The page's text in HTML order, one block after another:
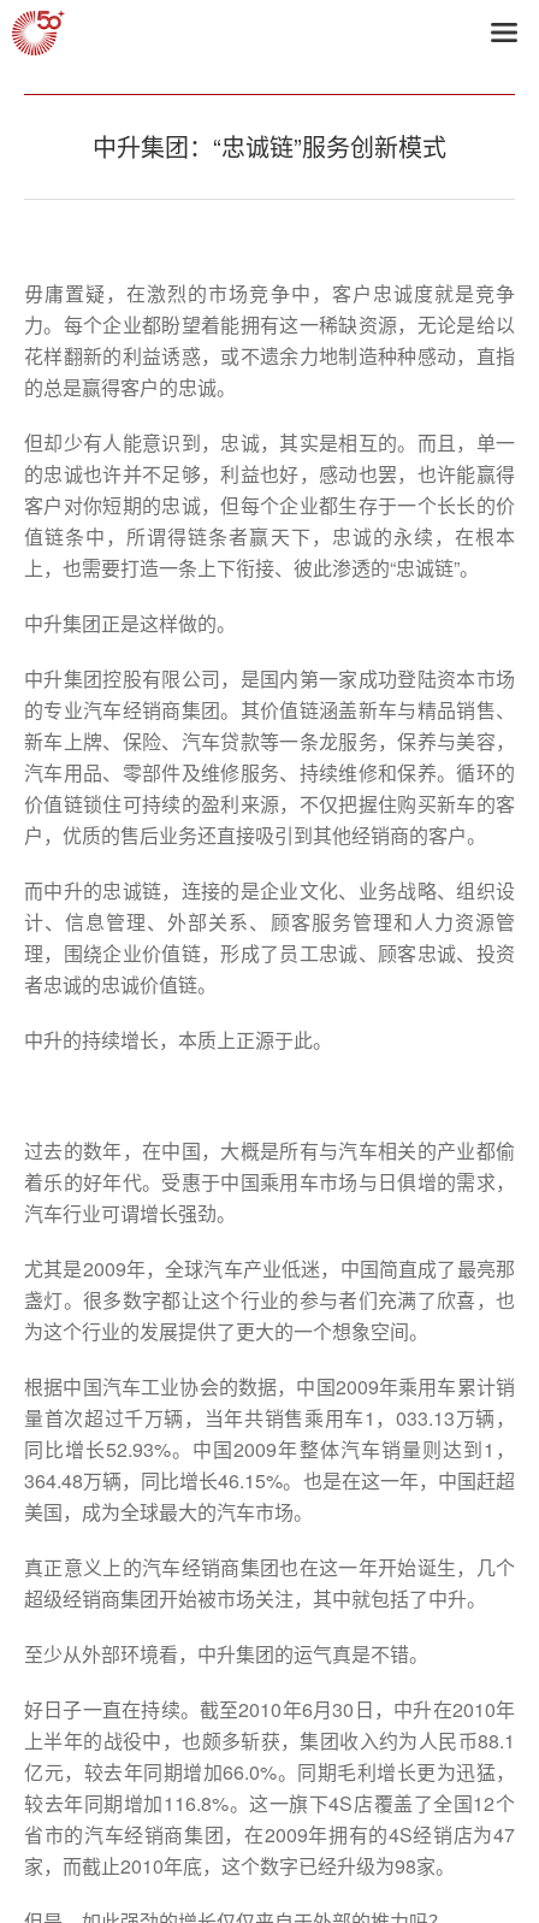
首页
中升集团：“忠诚链”服务创新模式
毋庸置疑，在激烈的市场竞争中，客户忠诚度就是竞争
力。每个企业都盼望着能拥有这一稀缺资源，无论是给以
花样翻新的利益诱惑，或不遗余力地制造种种感动，直指
的总是赢得客户的忠诚。
但却少有人能意识到，忠诚，其实是相互的。而且，单一
的忠诚也许并不足够，利益也好，感动也罢，也许能赢得
客户对你短期的忠诚，但每个企业都生存于一个长长的价
值链条中，所谓得链条者赢天下，忠诚的永续，在根本
上，也需要打造一条上下衔接、彼此渗透的“忠诚链”。
中升集团正是这样做的。
中升集团控股有限公司，是国内第一家成功登陆资本市场
的专业汽车经销商集团。其价值链涵盖新车与精品销售、
新车上牌、保险、汽车贷款等一条龙服务，保养与美容，
汽车用品、零部件及维修服务、持续维修和保养。循环的
价值链锁住可持续的盈利来源，不仅把握住购买新车的客
户，优质的售后业务还直接吸引到其他经销商的客户。
而中升的忠诚链，连接的是企业文化、业务战略、组织设
计、信息管理、外部关系、顾客服务管理和人力资源管
理，围绕企业价值链，形成了员工忠诚、顾客忠诚、投资
者忠诚的忠诚价值链。
中升的持续增长，本质上正源于此。
过去的数年，在中国，大概是所有与汽车相关的产业都偷
着乐的好年代。受惠于中国乘用车市场与日俱增的需求，
汽车行业可谓增长强劲。
尤其是2009年，全球汽车产业低迷，中国简直成了最亮那
盏灯。很多数字都让这个行业的参与者们充满了欣喜，也
为这个行业的发展提供了更大的一个想象空间。
根据中国汽车工业协会的数据，中国2009年乘用车累计销
量首次超过千万辆，当年共销售乘用车1，033.13万辆，
同比增长52.93%。中国2009年整体汽车销量则达到1，
364.48万辆，同比增长46.15%。也是在这一年，中国赶超
美国，成为全球最大的汽车市场。
真正意义上的汽车经销商集团也在这一年开始诞生，几个
超级经销商集团开始被市场关注，其中就包括了中升。
至少从外部环境看，中升集团的运气真是不错。
好日子一直在持续。截至2010年6月30日，中升在2010年
上半年的战役中，也颇多斩获，集团收入约为人民币88.1
亿元，较去年同期增加66.0%。同期毛利增长更为迅猛，
较去年同期增加116.8%。这一旗下4S店覆盖了全国12个
省市的汽车经销商集团，在2009年拥有的4S经销店为47
家，而截止2010年底，这个数字已经升级为98家。